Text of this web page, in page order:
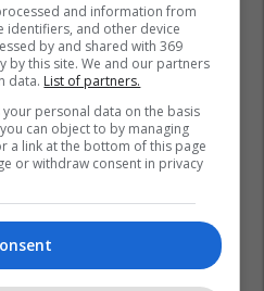
2
and information from
identifiers, and other device
by and shared with 369
by this site. We and our partners
data. List of partners.
personal data on the basis
can object to by managing
a link at the bottom of this page
or withdraw consent in privacy